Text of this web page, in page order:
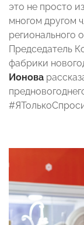
это не просто
многом другом
Председатель
фабрики
Ионова